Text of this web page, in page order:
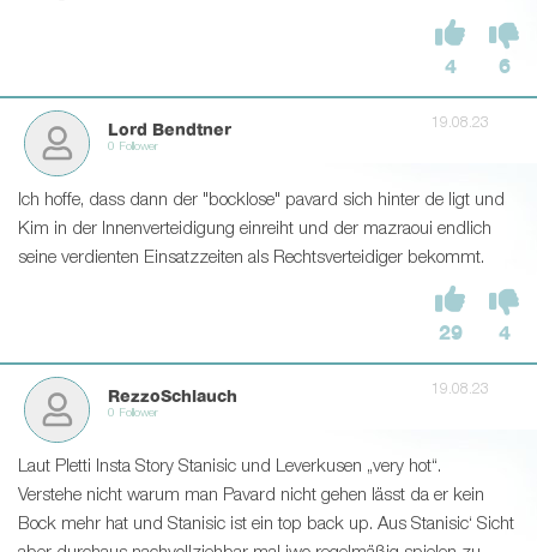
4 6
Lord Bendtner
0 Follower
19.08.23
Ich hoffe, dass dann der "bocklose" pavard sich hinter de ligt und
Kim in der Innenverteidigung einreiht und der mazraoui endlich
seine verdienten Einsatzzeiten als Rechtsverteidiger bekommt.
29 4
RezzoSchlauch
0 Follower
19.08.23
Laut Pletti Insta Story Stanisic und Leverkusen „very hot“.
Verstehe nicht warum man Pavard nicht gehen lässt da er kein
Bock mehr hat und Stanisic ist ein top back up. Aus Stanisic‘ Sicht